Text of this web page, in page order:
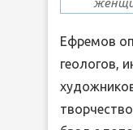
Ефремов
геологов,